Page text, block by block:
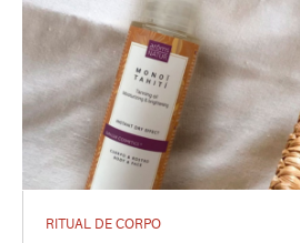
RITUAL DE CORPO